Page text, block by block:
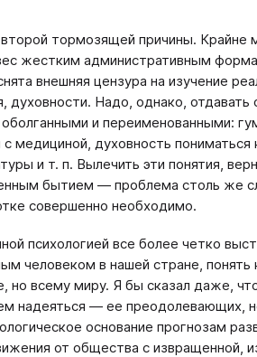
тормозящей причины. Крайне
жестким административным
внешняя цензура на изучение
духовности. Надо, однако,
и переименованными:
медициной, духовность
и т. п. Вылечить эти понятия,
бытием — проблема столь же
совершенно необходимо.
психологией все более четко
человеком в нашей стране,
но всему миру. Я бы сказал даже,
надеяться — ее преодолевающих,
основание прогнозам
от общества с извращенной,